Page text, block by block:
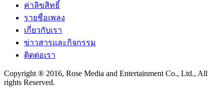
ค่าลิขสิทธิ์
รายชื่อเพลง
เกี่ยวกับเรา
ข่าวสารและกิจกรรม
ติดต่อเรา
Copyright ® 2016, Rose Media and Entertainment Co., Ltd., All
rights Reserved.